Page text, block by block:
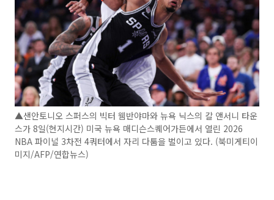
▲샌안토니오 스퍼스의 빅터 웸반야마와 뉴욕 닉스의 칼 앤서니 타운
스가 8일(현지시간) 미국 뉴욕 매디슨스퀘어가든에서 열린 2026
NBA 파이널 3차전 4쿼터에서 자리 다툼을 벌이고 있다. (북미게티이
미지/AFP/연합뉴스)